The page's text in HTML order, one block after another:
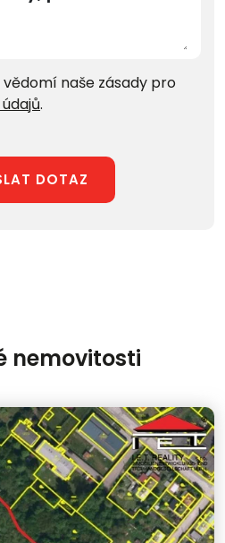
naše zásady pro
.
DOTAZ
nemovitosti